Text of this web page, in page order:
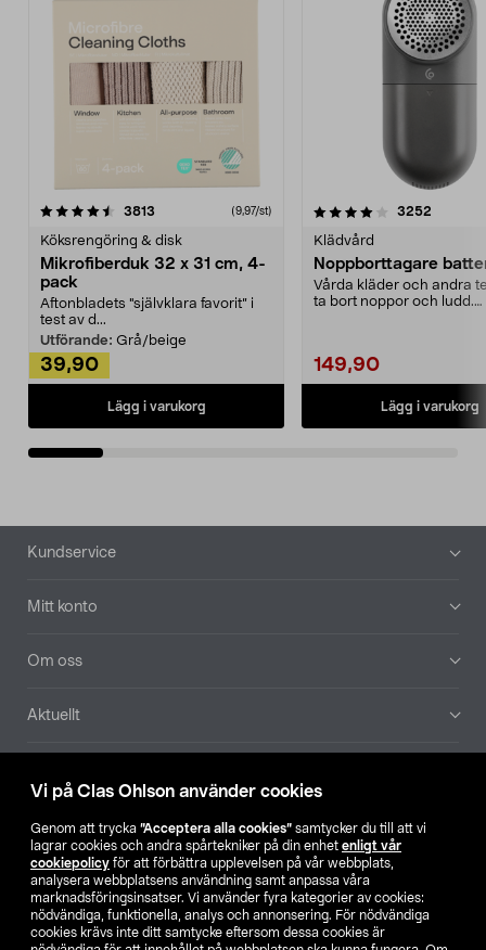
Vi på Clas Ohlson använder cookies
Genom att trycka ”Acceptera alla cookies” samtycker du till att vi
lagrar cookies och andra spårtekniker på din enhet enligt vår
cookiepolicy för att förbättra upplevelsen på vår webbplats,
analysera webbplatsens användning samt anpassa våra
marknadsföringsinsatser. Vi använder fyra kategorier av cookies:
nödvändiga, funktionella, analys och annonsering. För nödvändiga
cookies krävs inte ditt samtycke eftersom dessa cookies är
3813 (9,97/st)
Köksrengöring & disk
Mikrofiberduk 32 x 31 cm, 4-
pack
Aftonbladets "självklara favorit” i
test av d...
Utförande: Grå/beige
39,90
Lägg i varukorg
4.0av 5 stjärnor 3252
Klädvård
Noppborttagare
Vårda kläder och andra
ta bort noppor och ludd.
149,90
Lägg i varukorg
4.5av 5 stjärnor
Sidfot
Kundservice
Mitt konto
Om oss
Aktuellt
Hitta butik
SE NO FI